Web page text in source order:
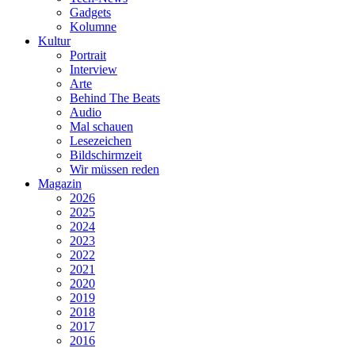
Gadgets
Kolumne
Kultur
Portrait
Interview
Arte
Behind The Beats
Audio
Mal schauen
Lesezeichen
Bildschirmzeit
Wir müssen reden
Magazin
2026
2025
2024
2023
2022
2021
2020
2019
2018
2017
2016